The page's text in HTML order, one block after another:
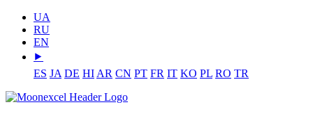
UA
RU
EN
⯈
ES JA DE HI AR CN PT FR IT KO PL RO TR